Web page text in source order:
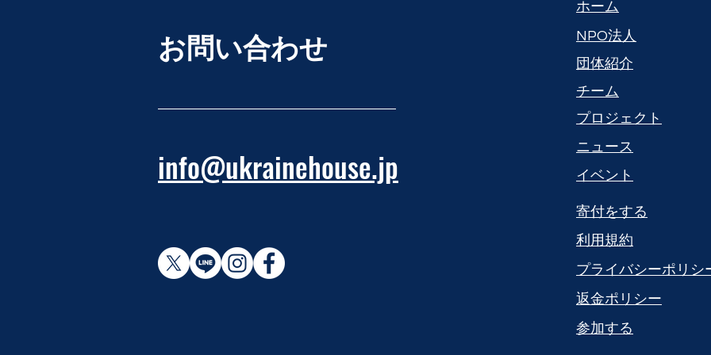
​ホーム
お問い合わせ
NPO法人
団体紹介
​チーム
info@ukrainehouse.jp
プロジェクト
​ニュース
​イベント
寄付をする
利用規約
プライバシーポリシ
返金ポリシー
参加する